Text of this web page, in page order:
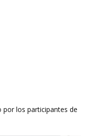
por los participantes de